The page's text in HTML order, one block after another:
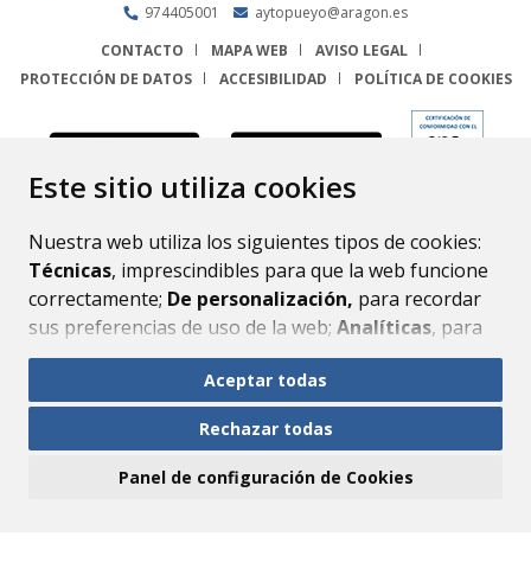
Este sitio utiliza cookies
Nuestra web utiliza los siguientes tipos de cookies:
Técnicas, imprescindibles para que la web funcione
correctamente; De personalización, para recordar
sus preferencias de uso de la web; Analíticas, para
mejorar el funcionamiento de la web y sus servicios.
Si acepta pulsando el botón“Aceptar todas”
consideramos que acepta su uso. Si pulsa el botón
ninguna acción, se guardarán las cookies técnicas
Aceptar todas
Rechazar todas
Panel de configuración de Cookies
974405001
aytopueyo@aragon.es
CONTACTO
MAPA WEB
AVISO LEGAL
PROTECCIÓN DE DATOS
ACCESIBILIDAD POLÍTICA DE COOKIES